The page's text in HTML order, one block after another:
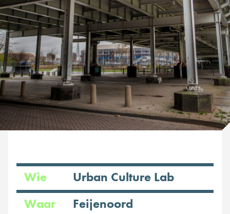
Wie
Urban Culture Lab
Waar
Feijenoord